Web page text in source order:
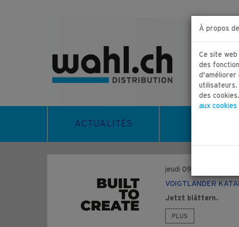
ACTUALITÉS
VOIGTLÄNDER
Jetzt blättern.
PLUS
jeudi 09/04/2026
À propos
Ce site
des
d'améliorer
utilisateurs.
des
aux cookies